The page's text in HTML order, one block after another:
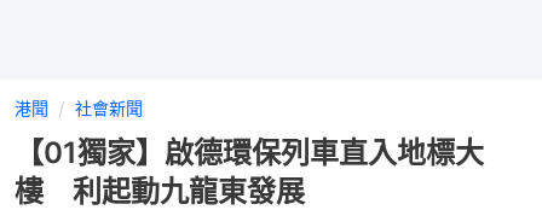
港聞 社會新聞
【01獨家】啟德環保列車直入地標大
樓 利起動九龍東發展